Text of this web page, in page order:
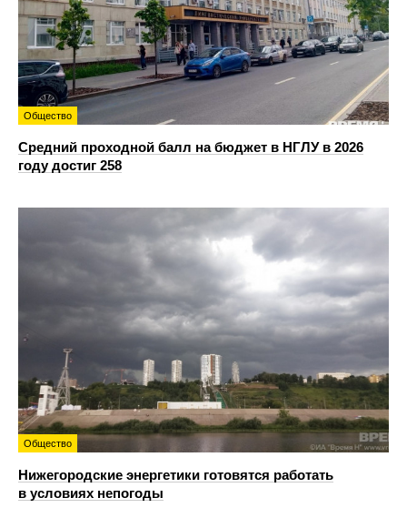
Общество
Средний проходной балл на бюджет в НГЛУ в 2026
году достиг 258
Общество
Нижегородские энергетики готовятся работать
в условиях непогоды